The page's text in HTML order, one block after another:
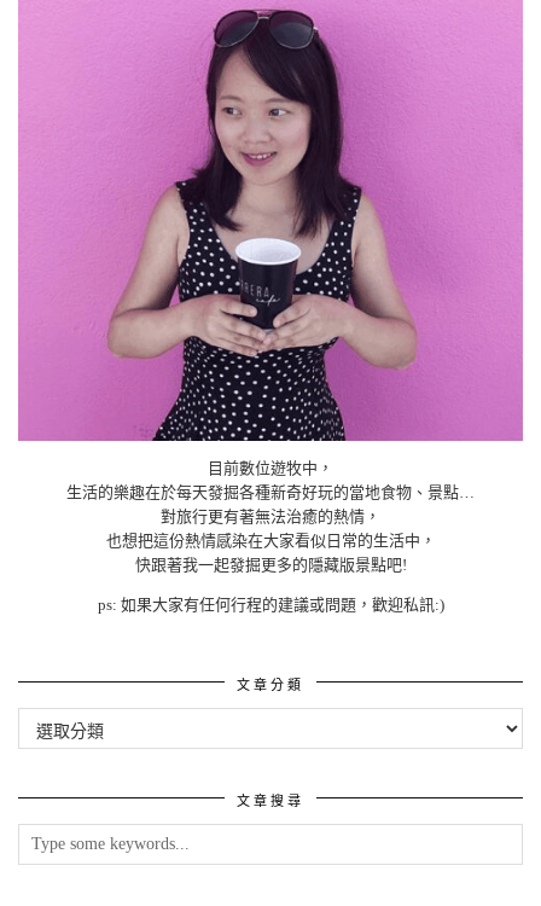
目前數位遊牧中，
生活的樂趣在於每天發掘各種新奇好玩的當地食物、景點…
對旅行更有著無法治癒的熱情，
也想把這份熱情感染在大家看似日常的生活中，
快跟著我一起發掘更多的隱藏版景點吧!
ps: 如果大家有任何行程的建議或問題，歡迎私訊:)
文章分類
文章搜尋